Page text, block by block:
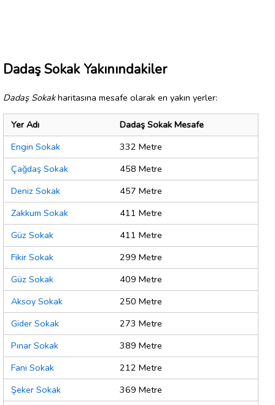
Dadaş Sokak Yakınındakiler
Dadaş Sokakharitasına mesafe olarak en yakın yerler:
Yer Adı
Dadaş Sokak Mesafe
Engin Sokak
332 Metre
Çağdaş Sokak
458 Metre
Deniz Sokak
457 Metre
Zakkum Sokak
411 Metre
Güz Sokak
411 Metre
Fikir Sokak
299 Metre
Güz Sokak
409 Metre
Aksoy Sokak
250 Metre
Gider Sokak
273 Metre
Pınar Sokak
389 Metre
Fani Sokak
212 Metre
Şeker Sokak
369 Metre